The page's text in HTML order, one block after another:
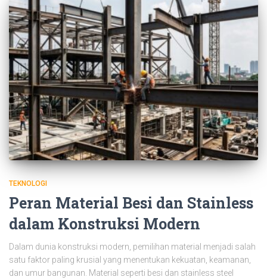
TEKNOLOGI
Peran Material Besi dan Stainless
dalam Konstruksi Modern
Dalam dunia konstruksi modern, pemilihan material menjadi salah
satu faktor paling krusial yang menentukan kekuatan, keamanan,
dan umur bangunan. Material seperti besi dan stainless steel